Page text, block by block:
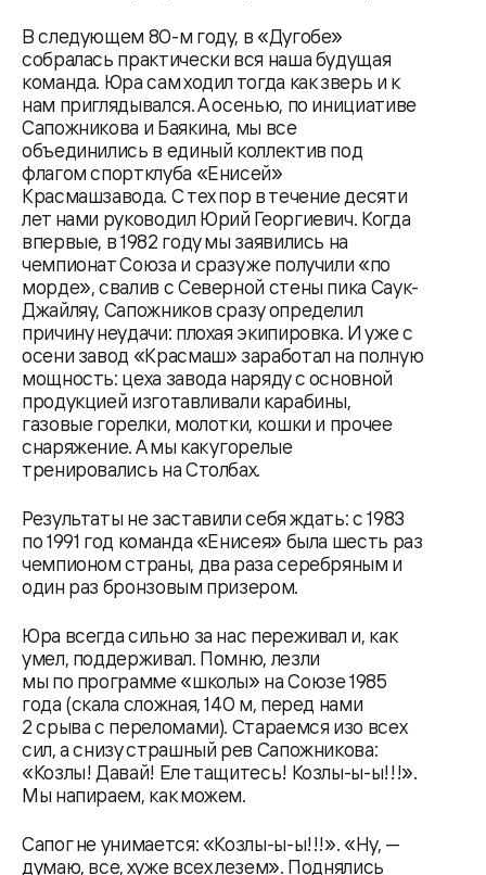
В следующем 80-м году, в «Дугобе»
собралась практически вся наша будущая
команда. Юра сам ходил тогда как зверь и к
нам приглядывался. А осенью, по инициативе
Сапожникова и Баякина, мы все
объединились в единый коллектив под
флагом спортклуба «Енисей»
Красмашзавода. С тех пор в течение десяти
лет нами руководил Юрий Георгиевич. Когда
впервые, в 1982 году мы заявились на
чемпионат Союза и сразу же получили «по
морде», свалив с Северной стены пика Саук-
Джайляу, Сапожников сразу определил
причину неудачи: плохая экипировка. И уже с
осени завод «Красмаш» заработал на полную
мощность: цеха завода наряду с основной
продукцией изготавливали карабины,
газовые горелки, молотки, кошки и прочее
снаряжение. А мы как угорелые
тренировались на Столбах.
Результаты не заставили себя ждать: с 1983
по 1991 год команда «Енисея» была шесть раз
чемпионом страны, два раза серебряным и
один раз бронзовым призером.
Юра всегда сильно за нас переживал и, как
умел, поддерживал. Помню, лезли
мы по программе «школы» на Союзе 1985
года (скала сложная, 140 м, перед нами
2 срыва с переломами). Стараемся изо всех
сил, а снизу страшный рев Сапожникова:
«Козлы! Давай! Еле тащитесь! Козлы-ы-ы!!!».
Мы напираем, как можем.
Сапог не унимается: «Козлы-ы-ы!!!». «Ну, —
думаю, все, хуже всех лезем». Поднялись